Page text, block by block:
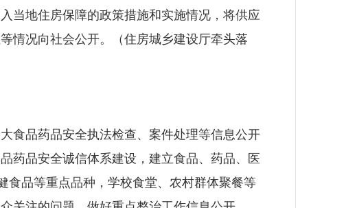
当地住房保障的政策措施和实施情况，将供应
情况向社会公开。（住房城乡建设厅牵头落
品药品安全执法检查、案件处理等信息公开
药品安全诚信体系建设，建立食品、药品、医
食品等重点品种，学校食堂、农村群体聚餐等